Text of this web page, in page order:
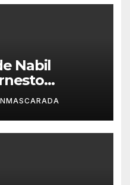
Nabil
al